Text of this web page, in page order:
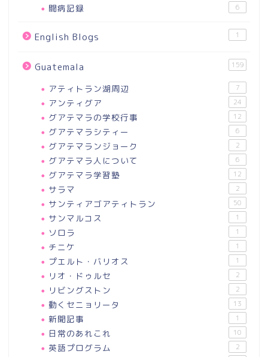
闘病記録 6
English Blogs 1
Guatemala 159
アティトラン湖周辺 7
アンティグア 24
グアテマラの学校行事 12
グアテマラシティー 6
グアテマランジョーク 2
グアテマラ人について 6
グアテマラ学習塾 12
サラマ 2
サンティアゴアティトラン 50
サンマルコス 1
ソロラ 1
チニケ 1
プエルト・バリオス 1
リオ・ドゥルセ 2
リビングストン 2
動くセニョリータ 13
新聞記事 1
日常のあれこれ 10
英語プログラム 2